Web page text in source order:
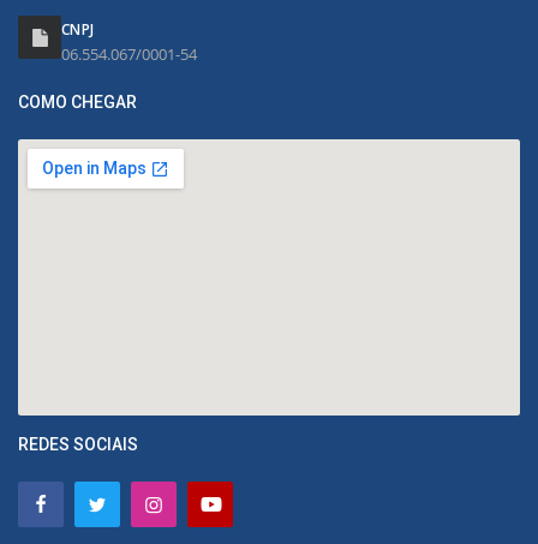
CNPJ
06.554.067/0001-54
COMO CHEGAR
REDES SOCIAIS